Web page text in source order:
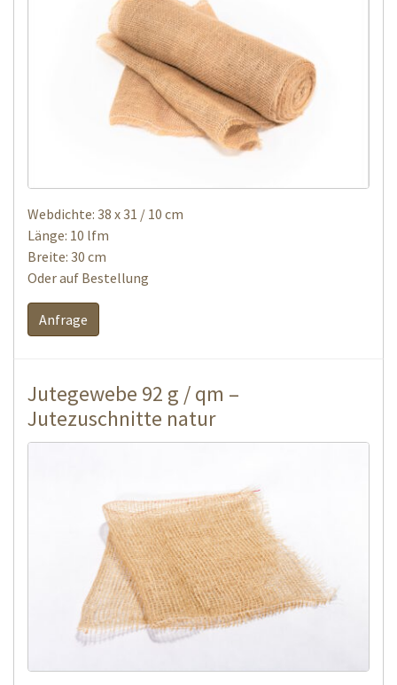
Webdichte: 38 x 31 / 10 cm
Länge: 10 lfm
Breite: 30 cm
Oder auf Bestellung
Anfrage
Jutegewebe 92 g / qm –
Jutezuschnitte natur